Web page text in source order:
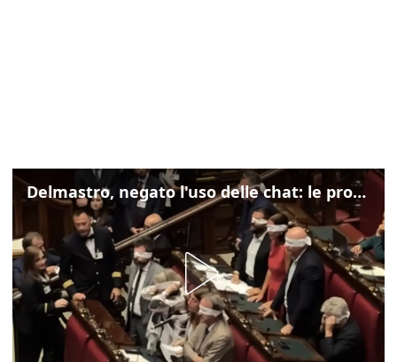
Delmastro, negato l'uso delle chat: le proteste di Avs e M5s